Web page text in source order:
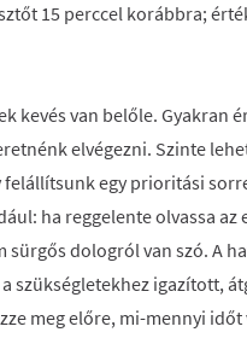
15 perccel korábbra;
kevés van belőle. Gyakran
elvégezni. Szinte
egy prioritási
ha reggelente olvassa az
sürgős dologról van szó. A
szükségletekhez igazított,
meg előre, mi-mennyi időt